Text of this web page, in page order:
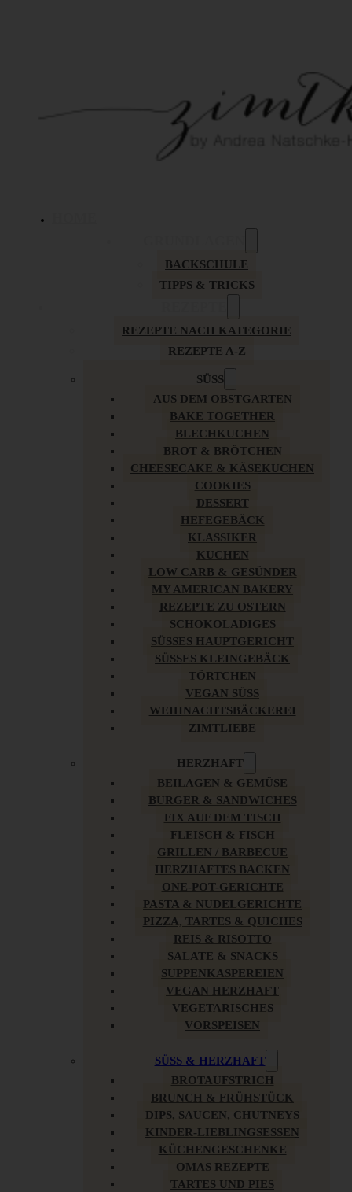
BACKSCHULE
TIPPS & TRICKS
REZEPTE NACH KATEGORIE
REZEPTE A-Z
SÜSS
AUS DEM OBSTGARTEN
BAKE TOGETHER
BLECHKUCHEN
BROT & BRÖTCHEN
CHEESECAKE & KÄSEKUCHEN
COOKIES
DESSERT
HEFEGEBÄCK
KLASSIKER
KUCHEN
LOW CARB & GESÜNDER
MY AMERICAN BAKERY
REZEPTE ZU OSTERN
SCHOKOLADIGES
SÜSSES HAUPTGERICHT
SÜSSES KLEINGEBÄCK
TÖRTCHEN
VEGAN SÜSS
WEIHNACHTSBÄCKEREI
ZIMTLIEBE
HERZHAFT
BEILAGEN & GEMÜSE
BURGER & SANDWICHES
FIX AUF DEM TISCH
FLEISCH & FISCH
GRILLEN / BARBECUE
HERZHAFTES BACKEN
ONE-POT-GERICHTE
PASTA & NUDELGERICHTE
PIZZA, TARTES & QUICHES
REIS & RISOTTO
SALATE & SNACKS
SUPPENKASPEREIEN
VEGAN HERZHAFT
VEGETARISCHES
VORSPEISEN
SÜSS & HERZHAFT
BROTAUFSTRICH
BRUNCH & FRÜHSTÜCK
DIPS, SAUCEN, CHUTNEYS
KINDER-LIEBLINGSESSEN
KÜCHENGESCHENKE
OMAS REZEPTE
TARTES UND PIES